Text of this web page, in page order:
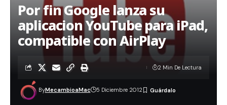
Por fin Google lanza su
aplicacion YouTube para iPad,
compatible con AirPlay
ByMecambioaMac 5 Diciembre 2012
2 Min De Lectura